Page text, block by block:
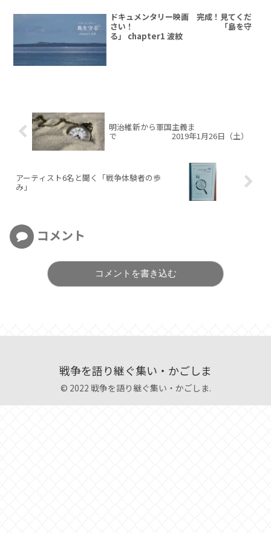
ドキュメンタリー映画 完成！見てくだ
さい！ 「島を守
る」 chapter1 波紋
明治維新から軍国主義ま
で 2019年1月26日（土）
アーティスト6名と聞く「戦争体験者の歩
み」
コメント
コメントを書き込む
戦争を語り継ぐ集い・かごしま
© 2022 戦争を語り継ぐ集い・かごしま.